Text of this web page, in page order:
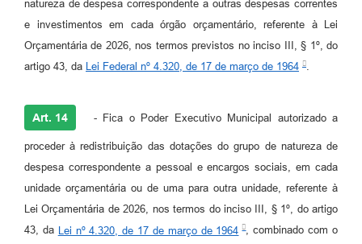
natureza de despesa correspondente a outras despesas correntes
e investimentos em cada órgão orçamentário, referente à Lei
Orçamentária de 2026, nos termos previstos no inciso III, § 1º, do
artigo 43, da Lei Federal nº 4.320, de 17 de março de 1964 .
Art. 14 - Fica o Poder Executivo Municipal autorizado a
proceder à redistribuição das dotações do grupo de natureza de
despesa correspondente a pessoal e encargos sociais, em cada
unidade orçamentária ou de uma para outra unidade, referente à
Lei Orçamentária de 2026, nos termos do inciso III, § 1º, do artigo
43, da
Lei nº 4.320, de 17 de março de 1964
, combinado com o